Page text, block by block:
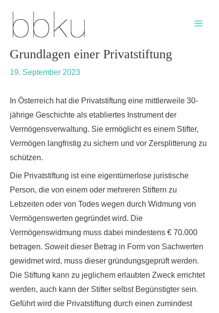
content
Grundlagen einer Privatstiftung
19. September 2023
In Österreich hat die Privatstiftung eine mittlerweile 30-
jährige Geschichte als etabliertes Instrument der
Vermögensverwaltung. Sie ermöglicht es einem Stifter,
Vermögen langfristig zu sichern und vor Zersplitterung zu
schützen.
Die Privatstiftung ist eine eigentümerlose juristische
Person, die von einem oder mehreren Stiftern zu
Lebzeiten oder von Todes wegen durch Widmung von
Vermögenswerten gegründet wird. Die
Vermögenswidmung muss dabei mindestens € 70.000
betragen. Soweit dieser Betrag in Form von Sachwerten
gewidmet wird, muss dieser gründungsgeprüft werden.
Die Stiftung kann zu jeglichem erlaubten Zweck errichtet
werden, auch kann der Stifter selbst Begünstigter sein.
Geführt wird die Privatstiftung durch einen zumindest
navigation